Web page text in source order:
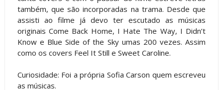
também, que são incorporadas na trama. Desde que
assisti ao filme já devo ter escutado as músicas
originais Come Back Home, I Hate The Way, I Didn’t
Know e Blue Side of the Sky umas 200 vezes. Assim
como os covers Feel It Still e Sweet Caroline.
Curiosidade: Foi a própria Sofia Carson quem escreveu
as músicas.